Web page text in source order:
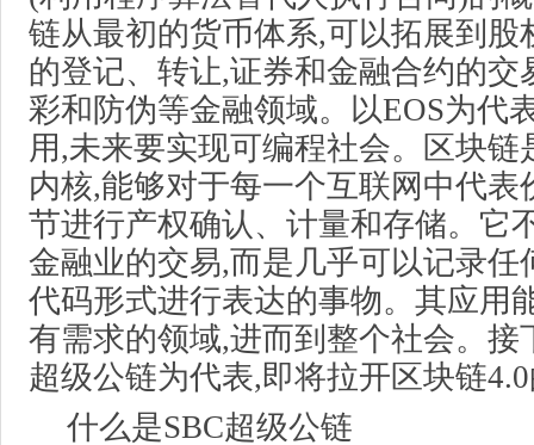
链从最初的货币体系,可以拓展到股
的登记、转让,证券和金融合约的交
彩和防伪等金融领域。以EOS为代
用,未来要实现可编程社会。区块链
内核,能够对于每一个互联网中代表
节进行产权确认、计量和存储。它
金融业的交易,而是几乎可以记录任
代码形式进行表达的事物。其应用
有需求的领域,进而到整个社会。接
超级公链为代表,即将拉开区块链
什么是SBC超级公链